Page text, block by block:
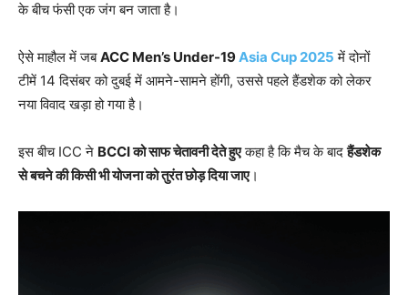
के बीच फंसी एक जंग बन जाता है।
ऐसे माहौल में जबACC Men’s Under-19Asia Cup 2025 में दोनों
टीमें 14 दिसंबर को दुबई में आमने-सामने होंगी, उससे पहले हैंडशेक को लेकर
नया विवाद खड़ा हो गया है।
इस बीच ICC ने BCCIको साफ चेतावनी देते हुएकहा है कि मैच के बादहैंडशेक
से बचने की किसी भी योजना को तुरंत छोड़ दिया जाए।